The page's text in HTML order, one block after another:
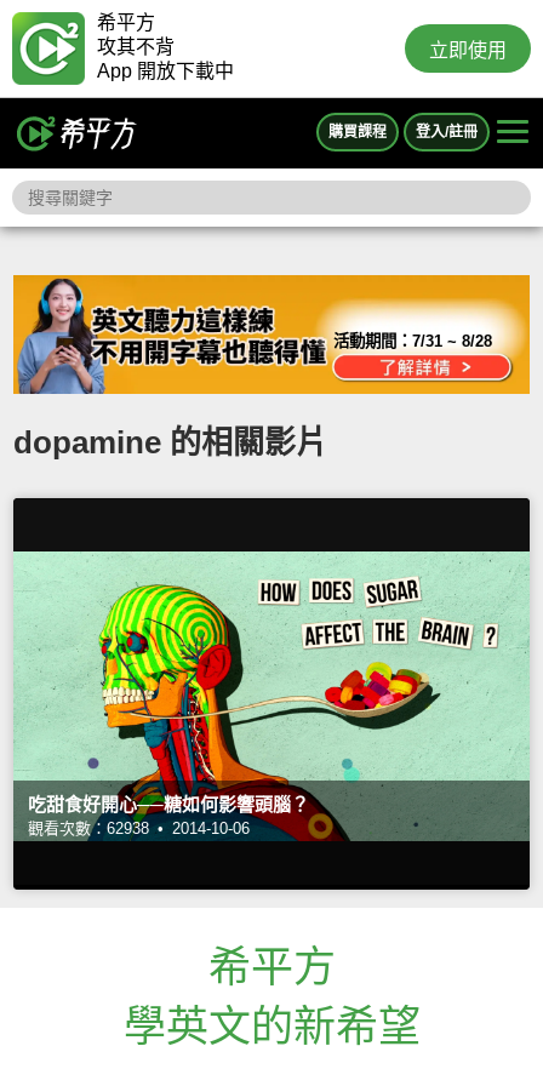
希平方
攻其不背
App 開放下載中
立即使用
購買課程 登入/註冊
活動期間：7/31 ~ 8/28
dopamine 的相關影片
吃甜食好開心──糖如何影響頭腦？
觀看次數：62938 • 2014-10-06
希平方
學英文的新希望